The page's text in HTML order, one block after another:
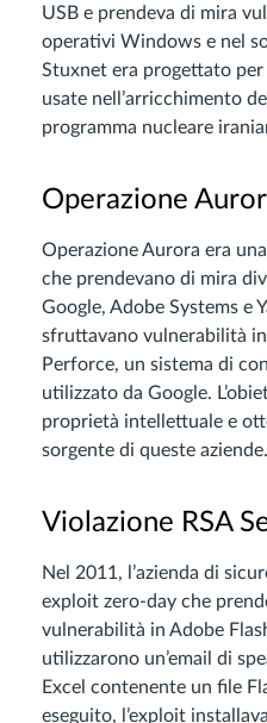
USB e prendeva di mira
operativi Windows e nel
Stuxnet era progettato
usate nell’arricchimento
programma nucleare
Operazione
Operazione Aurora era
che prendevano di mira
Google, Adobe Systems e
sfruttavano vulnerabilità
Perforce, un sistema di
utilizzato da Google.
proprietà intellettuale e
sorgente di queste aziende.
Violazione RSA
Nel 2011, l’azienda di
exploit zero-day che
vulnerabilità in Adobe
utilizzarono un’email di
Excel contenente un file
eseguito, l’exploit